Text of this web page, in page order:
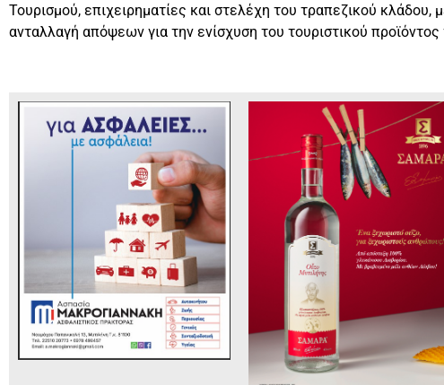
Τουρισμού, επιχειρηματίες και στελέχη του τραπεζικού κλάδου,
ανταλλαγή απόψεων για την ενίσχυση του τουριστικού